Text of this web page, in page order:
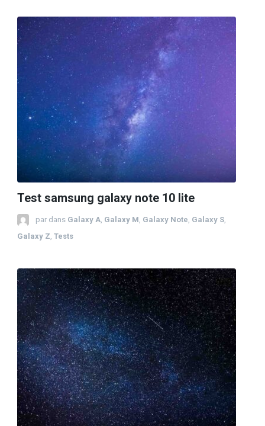
Test samsung galaxy note 10 lite
par dans Galaxy A Galaxy M Galaxy Note Galaxy S
Galaxy Z Tests